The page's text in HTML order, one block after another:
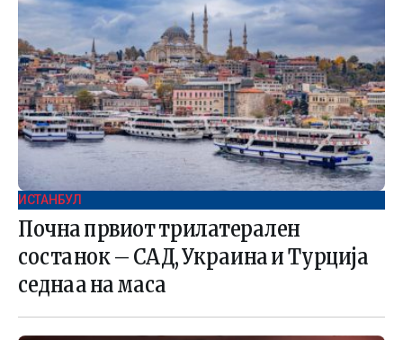
ИСТАНБУЛ
Почна првиот трилатерален
состанок – САД, Украина и Турција
седнаа на маса